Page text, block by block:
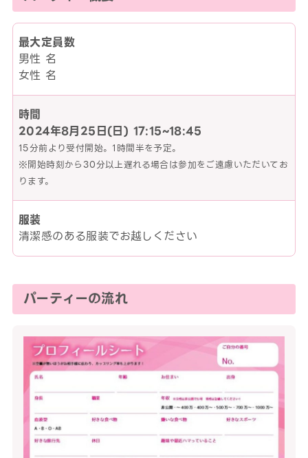
最大定員数
男性 名
女性 名
時間
2024年8月25日(日) 17:15~18:45
15分前より受付開始。1時間半を予定。
※開始時刻から30分以上遅れる場合は参加をご遠慮いただいてお
ります。
服装
清潔感のある服装でお越しください
パーティーの流れ